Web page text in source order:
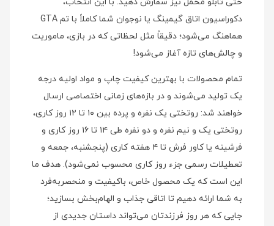
دکوراسیون اتاق گیمینگ یا نوجوان شما کاملاً با تم GTA
هماهنگ می‌شود؛ دقیقاً مثل لحظاتی که در بازی، ماموریت
و چالش‌های تازه آغاز می‌شود!
تمام محصولات با بهترین کیفیت چاپ و مواد اولیه درجه
یک تولید می‌شوند و در بازه‌های زمانی اختصاصی ارسال
خواهند شد: روتختی یک نفره و پرده بین ۱۰ تا ۱۲ روز کاری،
روتختی یک و نیم نفره و دو نفره طی ۱۴ تا ۱۶ روز کاری و
فرشینه یا کاور فرش تا ۴ هفته کاری (پنجشنبه، جمعه و
تعطیلات رسمی جزء روز کاری محسوب نمی‌شود). هدف ما
این است که یک محصول خاص، باکیفیت و منحصربه‌فرد
به شما ارائه دهیم تا اتاقی جذاب و الهام‌بخش بسازید؛
جایی که هر روز فرزندتان می‌تواند داستان جدیدی از